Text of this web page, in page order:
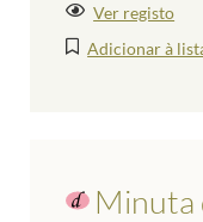
Ver registo
Adicionar à
Minuta